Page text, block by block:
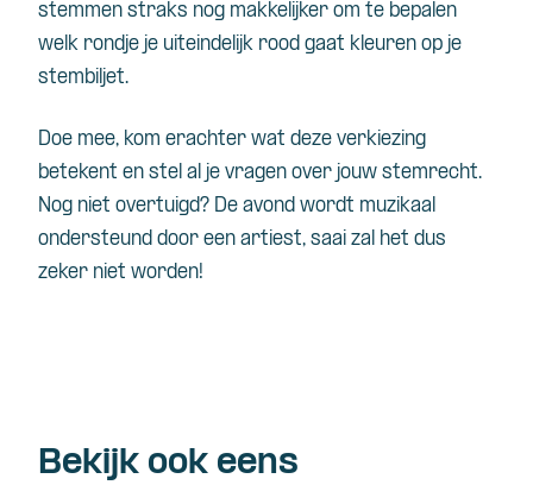
stemmen straks nog makkelijker om te bepalen
welk rondje je uiteindelijk rood gaat kleuren op je
stembiljet.
Doe mee, kom erachter wat deze verkiezing
betekent en stel al je vragen over jouw stemrecht.
Nog niet overtuigd? De avond wordt muzikaal
ondersteund door een artiest, saai zal het dus
zeker niet worden!
Bekijk ook eens